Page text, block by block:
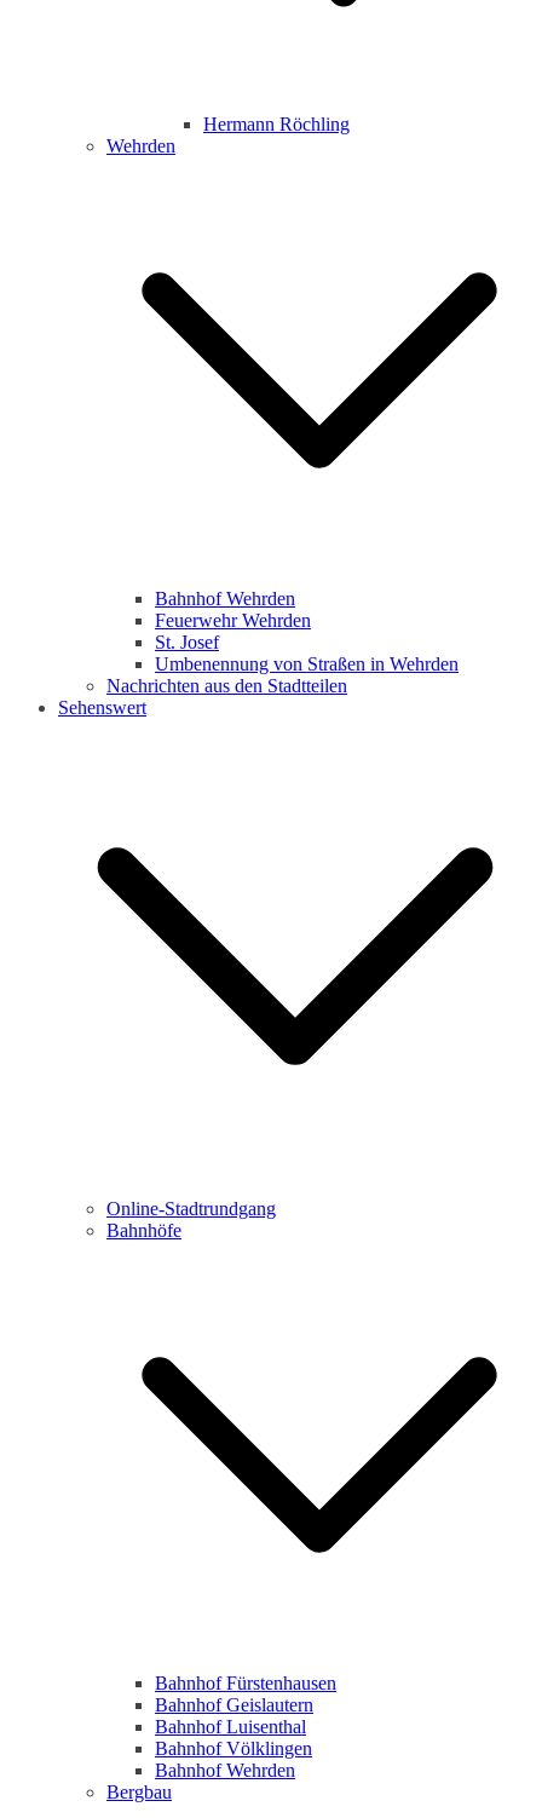
Hermann Röchling
Wehrden
Bahnhof Wehrden
Feuerwehr Wehrden
St. Josef
Umbenennung von Straßen in Wehrden
Nachrichten aus den Stadtteilen
Sehenswert
Online-Stadtrundgang
Bahnhöfe
Bahnhof Fürstenhausen
Bahnhof Geislautern
Bahnhof Luisenthal
Bahnhof Völklingen
Bahnhof Wehrden
Bergbau